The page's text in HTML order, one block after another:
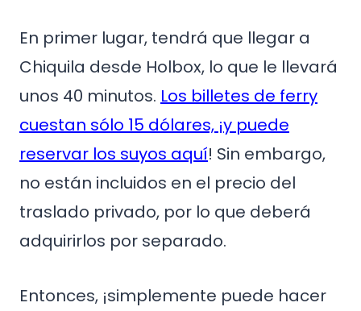
En primer lugar, tendrá que llegar a
Chiquila desde Holbox, lo que le llevará
unos 40 minutos. Los billetes de ferry
cuestan sólo 15 dólares, ¡y puede
reservar los suyos aquí! Sin embargo,
no están incluidos en el precio del
traslado privado, por lo que deberá
adquirirlos por separado.
Entonces, ¡simplemente puede hacer